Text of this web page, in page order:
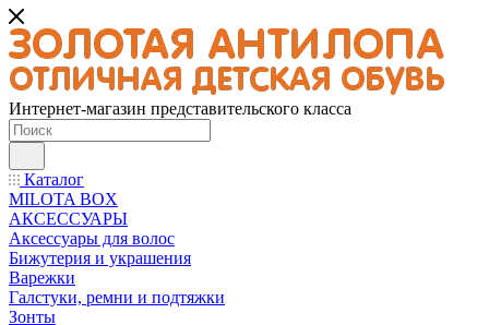
Интернет-магазин представительского класса
Каталог
MILOTA BOX
АКСЕССУАРЫ
Аксессуары для волос
Бижутерия и украшения
Варежки
Галстуки, ремни и подтяжки
Зонты